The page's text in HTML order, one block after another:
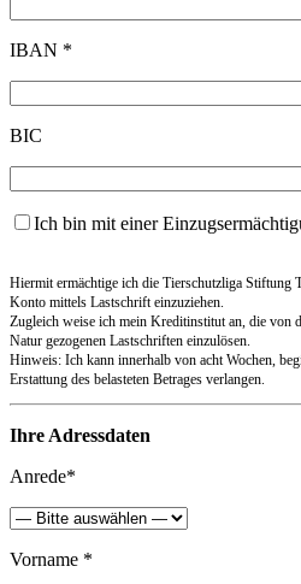
IBAN *
BIC
Ich bin mit einer
Hiermit ermächtige ich die Tierschutzliga Stiftung
Konto mittels Lastschrift einzuziehen.
Zugleich weise ich mein Kreditinstitut an, die von
Natur gezogenen Lastschriften einzulösen.
Hinweis: Ich kann innerhalb von acht Wochen,
Erstattung des belasteten Betrages verlangen.
Ihre Adressdaten
Anrede*
Vorname *